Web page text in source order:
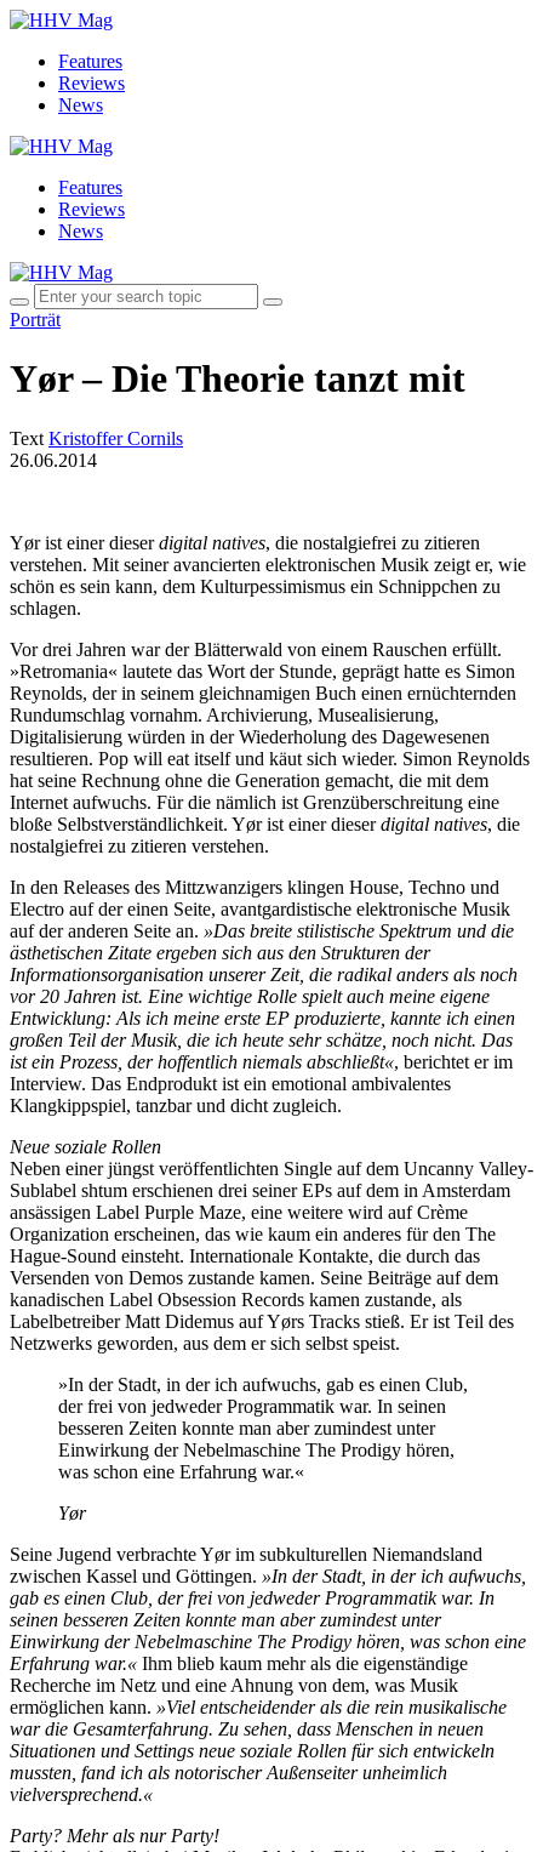
Features
Reviews
News
Features
Reviews
News
Porträt
Yør – Die Theorie tanzt mit
Text Kristoffer Cornils
26.06.2014
Yør ist einer dieserdigital natives, die nostalgiefrei zu zitieren
verstehen. Mit seiner avancierten elektronischen Musik zeigt er, wie
schön es sein kann, dem Kulturpessimismus ein Schnippchen zu
schlagen.
Vor drei Jahren war der Blätterwald von einem Rauschen erfüllt.
»Retromania« lautete das Wort der Stunde, geprägt hatte es Simon
Reynolds, der in seinem gleichnamigen Buch einen ernüchternden
Rundumschlag vornahm. Archivierung, Musealisierung,
Digitalisierung würden in der Wiederholung des Dagewesenen
resultieren. Pop will eat itself und käut sich wieder. Simon Reynolds
hat seine Rechnung ohne die Generation gemacht, die mit dem
Internet aufwuchs. Für die nämlich ist Grenzüberschreitung eine
bloße Selbstverständlichkeit. Yør ist einer dieserdigital natives, die
nostalgiefrei zu zitieren verstehen.
In den Releases des Mittzwanzigers klingen House, Techno und
Electro auf der einen Seite, avantgardistische elektronische Musik
auf der anderen Seite an. »Das breite stilistische Spektrum und die
ästhetischen Zitate ergeben sich aus den Strukturen der
Informationsorganisation unserer Zeit, die radikal anders als noch
vor 20 Jahren ist. Eine wichtige Rolle spielt auch meine eigene
Entwicklung: Als ich meine erste EP produzierte, kannte ich einen
großen Teil der Musik, die ich heute sehr schätze, noch nicht. Das
ist ein Prozess, der hoffentlich niemals abschließt«, berichtet er im
Interview. Das Endprodukt ist ein emotional ambivalentes
Klangkippspiel, tanzbar und dicht zugleich.
Neue soziale Rollen
Neben einer jüngst veröffentlichten Single auf dem Uncanny Valley-
Sublabel shtum erschienen drei seiner EPs auf dem in Amsterdam
ansässigen Label Purple Maze, eine weitere wird auf Crème
Organization erscheinen, das wie kaum ein anderes für den The
Hague-Sound einsteht. Internationale Kontakte, die durch das
Versenden von Demos zustande kamen. Seine Beiträge auf dem
kanadischen Label Obsession Records kamen zustande, als
Labelbetreiber Matt Didemus auf Yørs Tracks stieß. Er ist Teil des
Netzwerks geworden, aus dem er sich selbst speist.
»In der Stadt, in der ich aufwuchs, gab es einen Club,
der frei von jedweder Programmatik war. In seinen
besseren Zeiten konnte man aber zumindest unter
Einwirkung der Nebelmaschine The Prodigy hören,
was schon eine Erfahrung war.«
Yør
Seine Jugend verbrachte Yør im subkulturellen Niemandsland
zwischen Kassel und Göttingen. »In der Stadt, in der ich aufwuchs,
gab es einen Club, der frei von jedweder Programmatik war. In
seinen besseren Zeiten konnte man aber zumindest unter
Einwirkung der Nebelmaschine The Prodigy hören, was schon eine
Erfahrung war.« Ihm blieb kaum mehr als die eigenständige
Recherche im Netz und eine Ahnung von dem, was Musik
ermöglichen kann. »Viel entscheidender als die rein musikalische
war die Gesamterfahrung. Zu sehen, dass Menschen in neuen
Situationen und Settings neue soziale Rollen für sich entwickeln
mussten, fand ich als notorischer Außenseiter unheimlich
vielversprechend.«
Party? Mehr als nur Party!